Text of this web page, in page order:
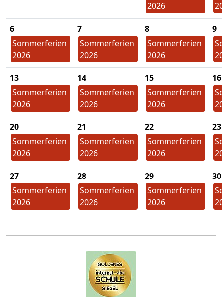
2026
6
Sommerferien
2026
7
Sommerferien
2026
8
Sommerferien
2026
9
13
Sommerferien
2026
14
Sommerferien
2026
15
Sommerferien
2026
16
20
Sommerferien
2026
21
Sommerferien
2026
22
Sommerferien
2026
23
27
Sommerferien
2026
28
Sommerferien
2026
29
Sommerferien
2026
30